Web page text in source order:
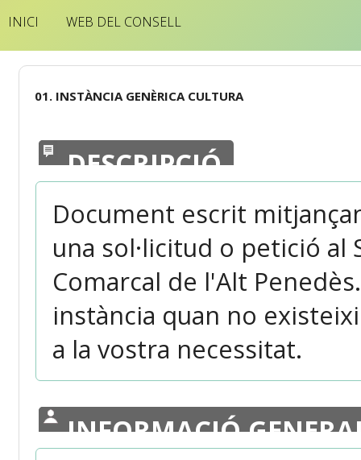
INICI WEB DEL CONSELL
01. INSTÀNCIA GENÈRICA CULTURA
DESCRIPCIÓ
Document escrit
una sol·licitud o petició al
Comarcal de l'Alt
instància quan no
a la vostra necessitat.
INFORMACIÓ